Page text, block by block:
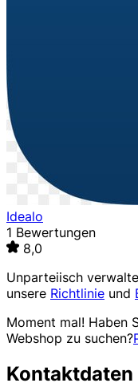
Idealo
1 Bewertungen
8,0
Unparteiisch
unsere Richtlinie und
Moment mal! Haben
Webshop zu suchen?
Kontaktdaten